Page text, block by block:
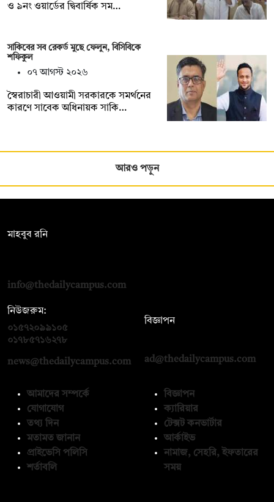
ও ৯নং ওয়ার্ডের দ্বিবার্ষিক সম…
সাকিবের সব রেকর্ড মুছে ফেলুন, বিসিবিকে
শফিকুল
০৭ আগস্ট ২০২৬
স্বৈরাচারী আওয়ামী সরকারকে সমর্থনের
কারণে সাবেক অধিনায়ক সাকি…
আরও পড়ুন
মাহবুব রনি
info@thedailycampus.com
নিউজরুম:
০১৫৭২০৯৯১০৫
০১৭৮৫৭১৬২৭৮
news@thedailycampus.com
বিজ্ঞাপন
ad@thedailycampus.com
আমাদের সম্পর্কে
যোগাযোগ
তথ্য দিন
মতামত জানান
প্রাইভেসি পলিসি
শর্তাবলি
বিজ্ঞাপন
ক্যারিয়ার
টেক্সট কনভার্টার
আর্কাইভ
নামাজ, সেহরি, ইফতারের
সময়